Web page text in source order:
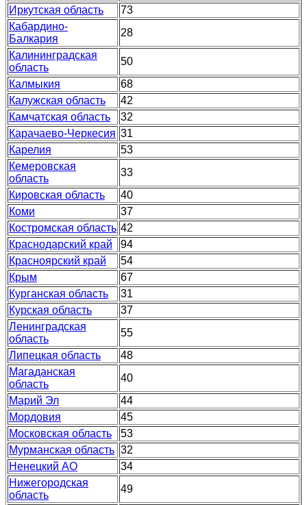
Иркутская область
73
Кабардино-
Балкария
28
Калининградская
область
50
Калмыкия
68
Калужская область
42
Камчатская область
32
Карачаево-Черкесия 31
Карелия
53
Кемеровская
область
33
Кировская область
40
Коми
37
Костромская область 42
Краснодарский край
94
Красноярский край
54
Крым
67
Курганская область
31
Курская область
37
Ленинградская
область
55
Липецкая область
48
Магаданская
область
40
Марий Эл
44
Мордовия
45
Московская область
53
Мурманская область 32
Ненецкий АО
34
Нижегородская
область
49